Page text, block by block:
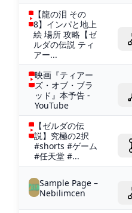
【龍の泪 その
8】インパと地上
絵 場所 攻略【ゼ
ルダの伝説 ティ
アー...
映画『ティアー
ズ・オブ・ブラ
ッド』本予告 -
YouTube
【ゼルダの伝
説】究極の2択
#shorts #ゲーム
#任天堂 #...
Sample Page –
Nebilimcen